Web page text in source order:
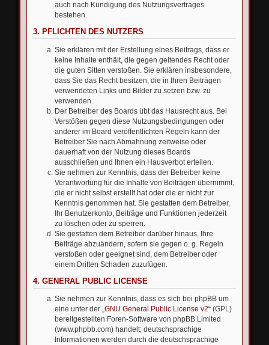
auch nach Kündigung des Nutzungsvertrages
bestehen.
3. PFLICHTEN DES NUTZERS
Sie erklären mit der Erstellung eines Beitrags, dass er
keine Inhalte enthält, die gegen geltendes Recht oder
die guten Sitten verstoßen. Sie erklären insbesondere,
dass Sie das Recht besitzen, die in Ihren Beiträgen
verwendeten Links und Bilder zu setzen bzw. zu
verwenden.
Der Betreiber des Boards übt das Hausrecht aus. Bei
Verstößen gegen diese Nutzungsbedingungen oder
anderer im Board veröffentlichten Regeln kann der
Betreiber Sie nach Abmahnung zeitweise oder
dauerhaft von der Nutzung dieses Boards
ausschließen und Ihnen ein Hausverbot erteilen.
Sie nehmen zur Kenntnis, dass der Betreiber keine
Verantwortung für die Inhalte von Beiträgen übernimmt,
die er nicht selbst erstellt hat oder die er nicht zur
Kenntnis genommen hat. Sie gestatten dem Betreiber,
Ihr Benutzerkonto, Beiträge und Funktionen jederzeit
zu löschen oder zu sperren.
Sie gestatten dem Betreiber darüber hinaus, Ihre
Beiträge abzuändern, sofern sie gegen o. g. Regeln
verstoßen oder geeignet sind, dem Betreiber oder
einem Dritten Schaden zuzufügen.
4. GENERAL PUBLIC LICENSE
Sie nehmen zur Kenntnis, dass es sich bei phpBB um
eine unter der „GNU General Public License v2“ (GPL)
bereitgestellten Foren-Software von phpBB Limited
(www.phpbb.com) handelt; deutschsprachige
Informationen werden durch die deutschsprachige